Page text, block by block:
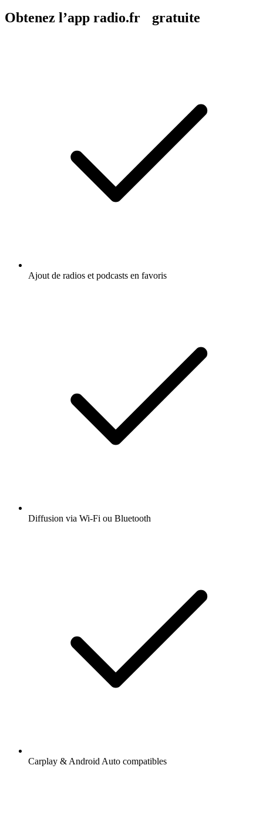
Obtenez l’app radio.fr gratuite
Ajout de radios et podcasts en favoris
Diffusion via Wi-Fi ou Bluetooth
Carplay & Android Auto compatibles